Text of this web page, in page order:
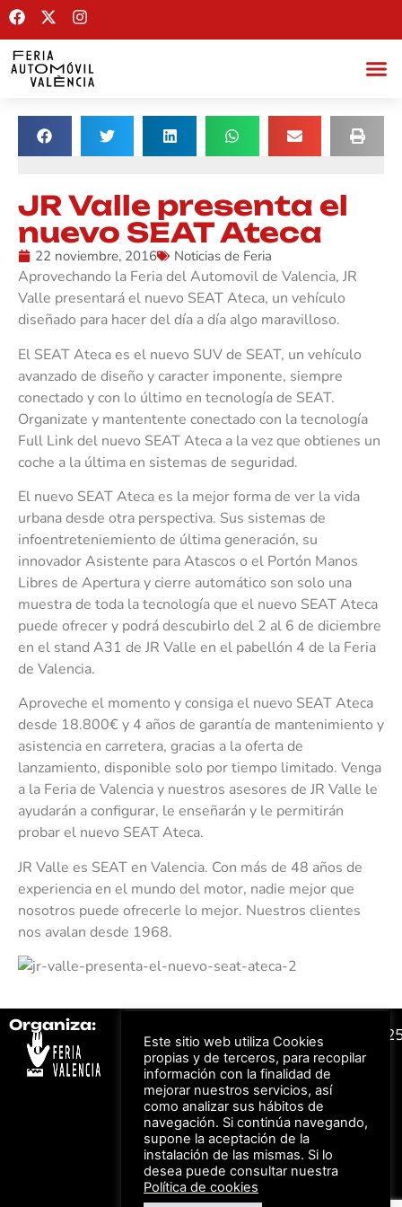
JR Valle presenta el
nuevo SEAT Ateca
22 noviembre, 2016 Noticias de Feria
Aprovechando la Feria del Automovil de Valencia, JR
Valle presentará el nuevo SEAT Ateca, un vehículo
diseñado para hacer del día a día algo maravilloso.
El SEAT Ateca es el nuevo SUV de SEAT, un vehículo
avanzado de diseño y caracter imponente, siempre
conectado y con lo último en tecnología de SEAT.
Organizate y mantentente conectado con la tecnología
Full Link del nuevo SEAT Ateca a la vez que obtienes un
coche a la última en sistemas de seguridad.
El nuevo SEAT Ateca es la mejor forma de ver la vida
urbana desde otra perspectiva. Sus sistemas de
infoentreteniemiento de última generación, su
innovador Asistente para Atascos o el Portón Manos
Libres de Apertura y cierre automático son solo una
muestra de toda la tecnología que el nuevo SEAT Ateca
puede ofrecer y podrá descubirlo del 2 al 6 de diciembre
en el stand A31 de JR Valle en el pabellón 4 de la Feria
de Valencia.
Aproveche el momento y consiga el nuevo SEAT Ateca
desde 18.800€ y 4 años de garantía de mantenimiento y
asistencia en carretera, gracias a la oferta de
lanzamiento, disponible solo por tiempo limitado. Venga
a la Feria de Valencia y nuestros asesores de JR Valle le
ayudarán a configurar, le enseñarán y le permitirán
probar el nuevo SEAT Ateca.
JR Valle es SEAT en Valencia. Con más de 48 años de
experiencia en el mundo del motor, nadie mejor que
nosotros puede ofrecerle lo mejor. Nuestros clientes
nos avalan desde 1968.
Organiza:
Bonos descuento para
los viajes a ferias
organizadas por Feria
Valencia al obtener tu
entrada
Descuento en tarifas
Aviso Legal –
de Privacidad
© Feria Valencia, todos
los derechos reservados
Este sitio web utiliza Cookies
propias y de terceros, para recopilar
información con la finalidad de
mejorar nuestros servicios, así
como analizar sus hábitos de
navegación. Si continúa navegando,
supone la aceptación de la
instalación de las mismas. Si lo
desea puede consultar nuestra
Política de cookies